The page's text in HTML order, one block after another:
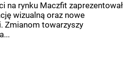
na rynku Maczfit zaprezentował
wizualną oraz nowe
Zmianom towarzyszy